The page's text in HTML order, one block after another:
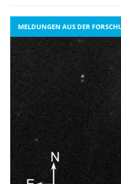
MELDUNGEN AUS DER